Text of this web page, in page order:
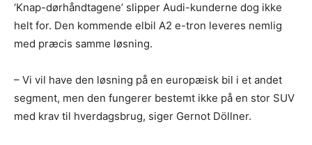
‘Knap-dørhåndtagene’ slipper Audi-kunderne dog ikke
helt for. Den kommende elbil A2 e-tron leveres nemlig
med præcis samme løsning.
– Vi vil have den løsning på en europæisk bil i et andet
segment, men den fungerer bestemt ikke på en stor SUV
med krav til hverdagsbrug, siger Gernot Döllner.